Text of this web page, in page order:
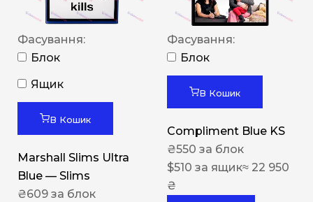
Фасування:
Блок
Ящик
В Кошик
Marshall Slims Ultra
Blue — Slims
₴609 за блок
Фасування:
Блок
В Кошик
Compliment Blue KS
₴550 за блок
$510 за ящик≈ 22 950
₴